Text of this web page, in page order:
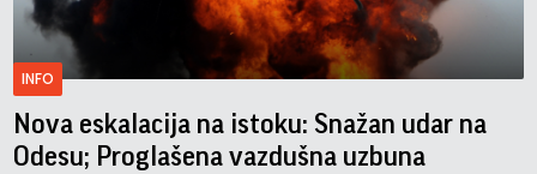
INFO
Nova eskalacija na istoku: Snažan udar na
Odesu; Proglašena vazdušna uzbuna